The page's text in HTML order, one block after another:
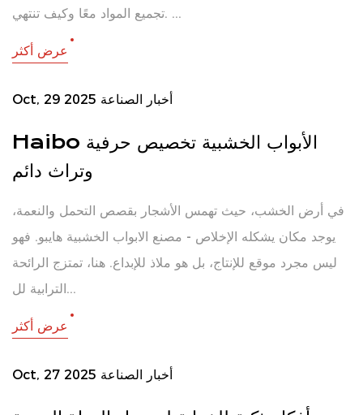
تجميع المواد معًا وكيف تنتهي. ...
عرض أكثر
Oct, 29 2025 أخبار الصناعة
Haibo الأبواب الخشبية تخصيص حرفية
وتراث دائم
في أرض الخشب، حيث تهمس الأشجار بقصص التحمل والنعمة،
يوجد مكان يشكله الإخلاص - مصنع الابواب الخشبية هايبو. فهو
ليس مجرد موقع للإنتاج، بل هو ملاذ للإبداع. هنا، تمتزج الرائحة
الترابية لل...
عرض أكثر
Oct, 27 2025 أخبار الصناعة